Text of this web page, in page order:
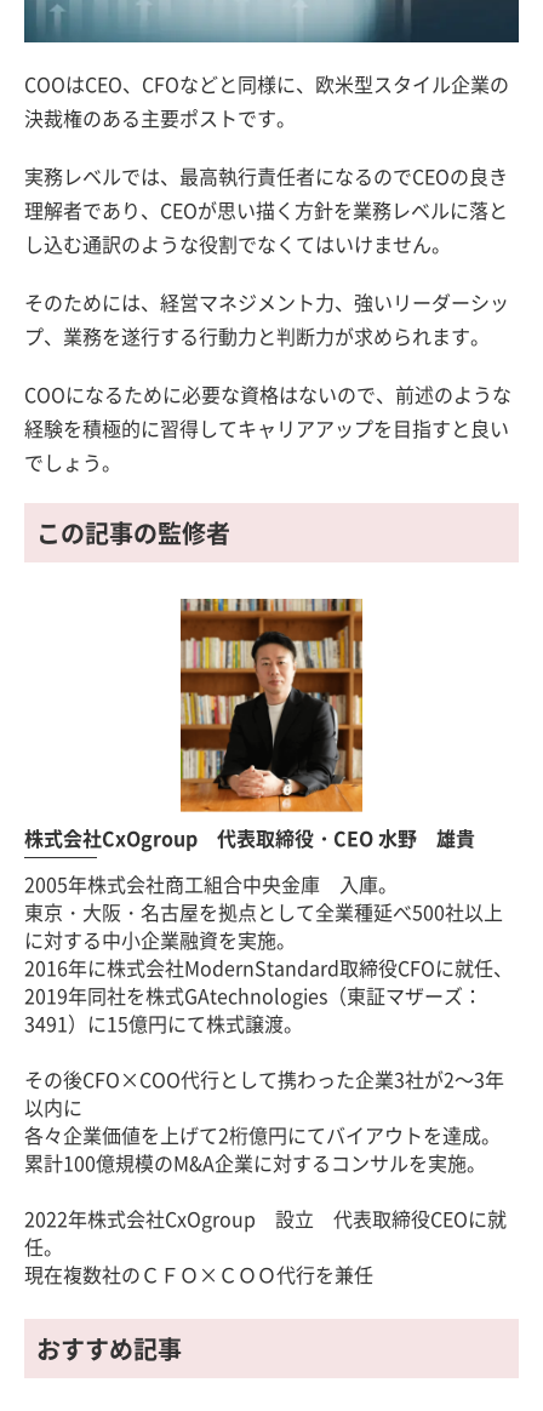
COOはCEO、CFOなどと同様に、欧米型スタイル企業の
決裁権のある主要ポストです。
実務レベルでは、最高執行責任者になるのでCEOの良き
理解者であり、CEOが思い描く方針を業務レベルに落と
し込む通訳のような役割でなくてはいけません。
そのためには、経営マネジメント力、強いリーダーシッ
プ、業務を遂行する行動力と判断力が求められます。
COOになるために必要な資格はないので、前述のような
経験を積極的に習得してキャリアアップを目指すと良い
でしょう。
この記事の監修者
株式会社CxOgroup 代表取締役・CEO 水野 雄貴
2005年株式会社商工組合中央金庫 入庫。
東京・大阪・名古屋を拠点として全業種延べ500社以上
に対する中小企業融資を実施。
2016年に株式会社ModernStandard取締役CFOに就任、
2019年同社を株式GAtechnologies（東証マザーズ：
3491）に15億円にて株式譲渡。
その後CFO×COO代行として携わった企業3社が2～3年
以内に
各々企業価値を上げて2桁億円にてバイアウトを達成。
累計100億規模のM&A企業に対するコンサルを実施。
2022年株式会社CxOgroup 設立 代表取締役CEOに就
任。
現在複数社のＣＦＯ×ＣＯＯ代行を兼任
おすすめ記事